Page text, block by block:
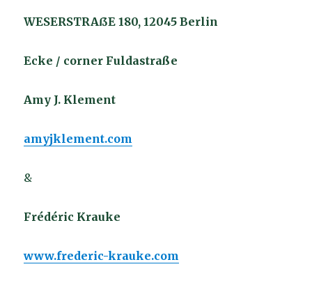
WESERSTRAßE 180, 12045 Berlin
Ecke / corner Fuldastraße
Amy J. Klement
amyjklement.com
&
Frédéric Krauke
www.frederic-krauke.com